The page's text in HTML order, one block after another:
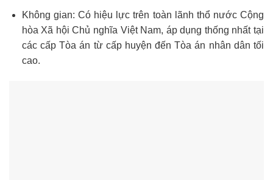
Không gian: Có hiệu lực trên toàn lãnh thổ nước Cộng
hòa Xã hội Chủ nghĩa Việt Nam, áp dụng thống nhất tại
các cấp Tòa án từ cấp huyện đến Tòa án nhân dân tối
cao.